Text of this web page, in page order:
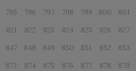
795 796 797 798 799 800 801
821 822 823 824 825 826 827
847 848 849 850 851 852 853
873 874 875 876 877 878 879